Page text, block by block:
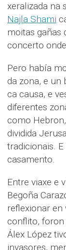
xeralizada na
Najla Shami
moitas gañas
concerto
Pero había
da zona, e un
ca causa, e
diferentes
como
dividida
tradicionais.
casamento.
Entre viaxe e
Begoña
reflexionar en
conflito, foron
Álex López
invasores,